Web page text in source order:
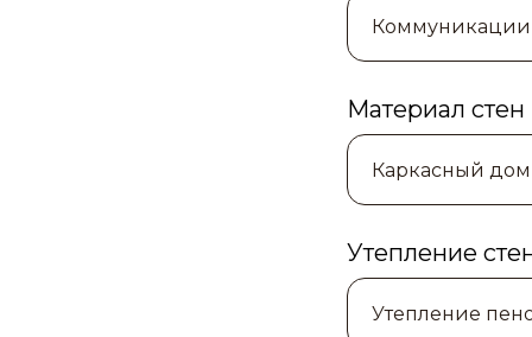
Материал стен
Утепление